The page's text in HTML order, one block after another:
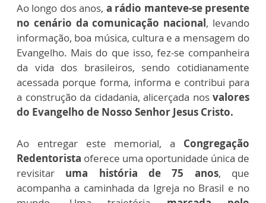
Ao longo dos anos, a rádio manteve-se presente
no cenário da comunicação nacional, levando
informação, boa música, cultura e a mensagem do
Evangelho. Mais do que isso, fez-se companheira
da vida dos brasileiros, sendo cotidianamente
acessada porque forma, informa e contribui para
a construção da cidadania, alicerçada nosvalores
do Evangelho de Nosso Senhor Jesus Cristo.
Ao entregar este memorial, a Congregação
Redentorista oferece uma oportunidade única de
revisitar uma história de 75 anos,
que
acompanha a caminhada da Igreja no Brasil e no